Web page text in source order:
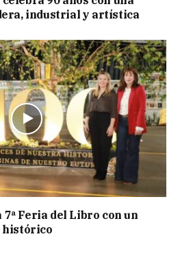
industrial y artística
Feria del Libro con un
histórico